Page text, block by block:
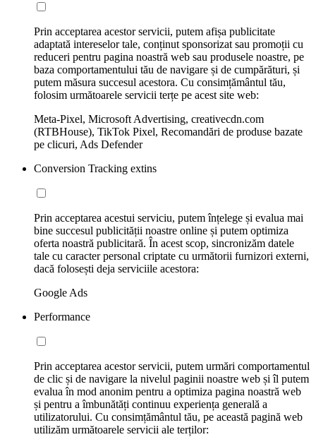
Prin acceptarea acestor servicii, putem afișa publicitate
adaptată intereselor tale, conținut sponsorizat sau promoții cu
reduceri pentru pagina noastră web sau produsele noastre, pe
baza comportamentului tău de navigare și de cumpărături, și
putem măsura succesul acestora. Cu consimțământul tău,
folosim următoarele servicii terțe pe acest site web:
Meta-Pixel, Microsoft Advertising, creativecdn.com
(RTBHouse), TikTok Pixel, Recomandări de produse bazate
pe clicuri, Ads Defender
Conversion Tracking extins
Prin acceptarea acestui serviciu, putem înțelege și evalua mai
bine succesul publicității noastre online și putem optimiza
oferta noastră publicitară. În acest scop, sincronizăm datele
tale cu caracter personal criptate cu următorii furnizori externi,
dacă folosești deja serviciile acestora:
Google Ads
Performance
Prin acceptarea acestor servicii, putem urmări comportamentul
de clic și de navigare la nivelul paginii noastre web și îl putem
evalua în mod anonim pentru a optimiza pagina noastră web
și pentru a îmbunătăți continuu experiența generală a
utilizatorului. Cu consimțământul tău, pe această pagină web
utilizăm următoarele servicii ale terților: